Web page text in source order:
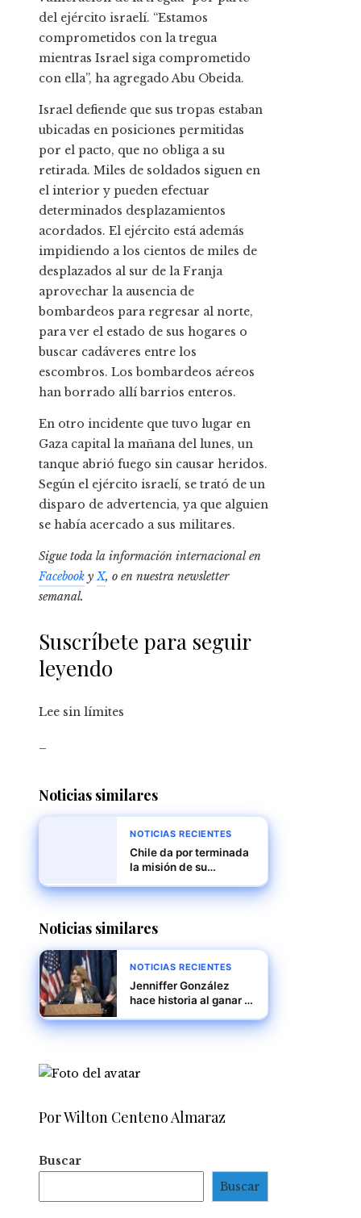
del ejército israelí. “Estamos
comprometidos con la tregua
mientras Israel siga comprometido
con ella”, ha agregado Abu Obeida.
Israel defiende que sus tropas estaban
ubicadas en posiciones permitidas
por el pacto, que no obliga a su
retirada. Miles de soldados siguen en
el interior y pueden efectuar
determinados desplazamientos
acordados. El ejército está además
impidiendo a los cientos de miles de
desplazados al sur de la Franja
aprovechar la ausencia de
bombardeos para regresar al norte,
para ver el estado de sus hogares o
buscar cadáveres entre los
escombros. Los bombardeos aéreos
han borrado allí barrios enteros.
En otro incidente que tuvo lugar en
Gaza capital la mañana del lunes, un
tanque abrió fuego sin causar heridos.
Según el ejército israelí, se trató de un
disparo de advertencia, ya que alguien
se había acercado a sus militares.
Sigue toda la información internacional en
Facebook yX, o en nuestra newsletter
semanal.
Suscríbete para seguir
leyendo
Lee sin límites
Noticias similares
NOTICIAS RECIENTES
Chile da por terminada
la misión de su
Venezuela en medio de
Noticias similares
NOTICIAS RECIENTES
Jenniffer González
hace historia al ganar la
Rico en unas
Por Wilton Centeno Almaraz
Buscar
Buscar